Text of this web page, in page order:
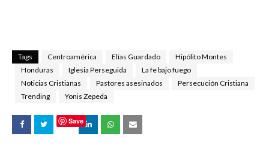
Tags Centroamérica Elías Guardado
Hipólito Montes
Honduras
Iglesia Perseguida
La fe bajo fuego
Noticias Cristianas
Pastores asesinados
Persecución Cristiana
Trending
Yonis Zepeda
Save